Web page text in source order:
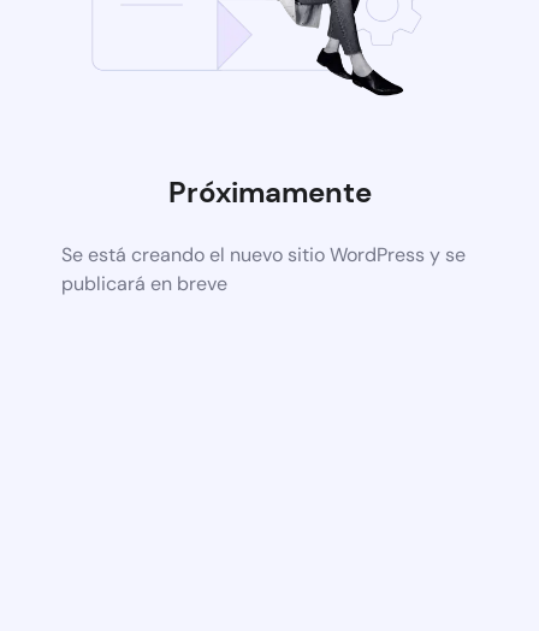
Próximamente
Se está creando el nuevo sitio WordPress y se
publicará en breve